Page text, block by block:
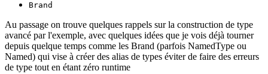
Brand
Au passage on trouve quelques rappels sur la construction de type
avancé par l'exemple, avec quelques idées que je vois déjà tourner
depuis quelque temps comme les Brand (parfois NamedType ou
Named) qui vise à créer des alias de types éviter de faire des erreurs
de type tout en étant zéro runtime